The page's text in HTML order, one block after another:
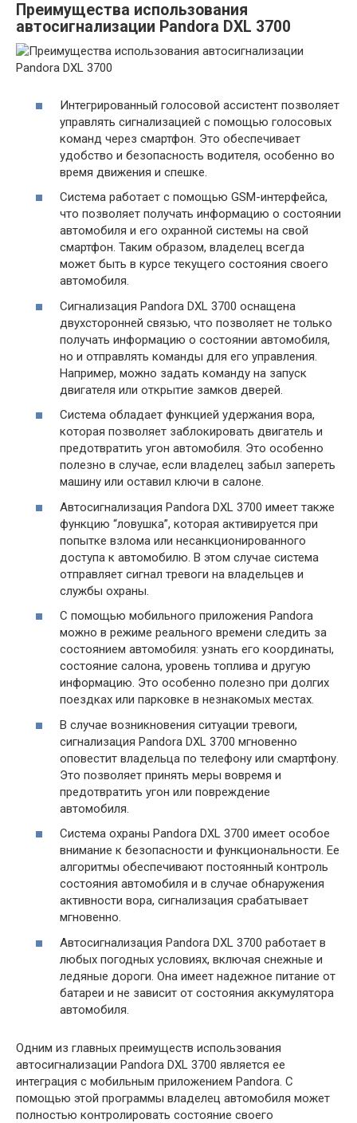
Преимущества использования
автосигнализации Pandora DXL 3700
Интегрированный голосовой ассистент позволяет
управлять сигнализацией с помощью голосовых
команд через смартфон. Это обеспечивает
удобство и безопасность водителя, особенно во
время движения и спешке.
Система работает с помощью GSM-интерфейса,
что позволяет получать информацию о состоянии
автомобиля и его охранной системы на свой
смартфон. Таким образом, владелец всегда
может быть в курсе текущего состояния своего
автомобиля.
Сигнализация Pandora DXL 3700 оснащена
двухсторонней связью, что позволяет не только
получать информацию о состоянии автомобиля,
но и отправлять команды для его управления.
Например, можно задать команду на запуск
двигателя или открытие замков дверей.
Система обладает функцией удержания вора,
которая позволяет заблокировать двигатель и
предотвратить угон автомобиля. Это особенно
полезно в случае, если владелец забыл запереть
машину или оставил ключи в салоне.
Автосигнализация Pandora DXL 3700 имеет также
функцию “ловушка”, которая активируется при
попытке взлома или несанкционированного
доступа к автомобилю. В этом случае система
отправляет сигнал тревоги на владельцев и
службы охраны.
С помощью мобильного приложения Pandora
можно в режиме реального времени следить за
состоянием автомобиля: узнать его координаты,
состояние салона, уровень топлива и другую
информацию. Это особенно полезно при долгих
поездках или парковке в незнакомых местах.
В случае возникновения ситуации тревоги,
сигнализация Pandora DXL 3700 мгновенно
оповестит владельца по телефону или смартфону.
Это позволяет принять меры вовремя и
предотвратить угон или повреждение
автомобиля.
Система охраны Pandora DXL 3700 имеет особое
внимание к безопасности и функциональности. Ее
алгоритмы обеспечивают постоянный контроль
состояния автомобиля и в случае обнаружения
активности вора, сигнализация срабатывает
мгновенно.
Автосигнализация Pandora DXL 3700 работает в
любых погодных условиях, включая снежные и
ледяные дороги. Она имеет надежное питание от
батареи и не зависит от состояния аккумулятора
автомобиля.
Одним из главных преимуществ использования
автосигнализации Pandora DXL 3700 является ее
интеграция с мобильным приложением Pandora. С
помощью этой программы владелец автомобиля может
полностью контролировать состояние своего